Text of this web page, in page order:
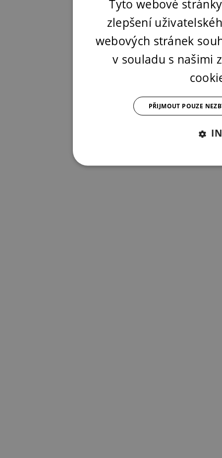
Tyto webové
zlepšení
webových stránek
v souladu s našimi
PŘIJMOUT POUZE